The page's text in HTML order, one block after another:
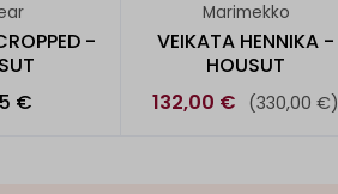
-
€
Marimekko
VEIKATA HENNIKA -
HOUSUT
132,00 € (330,00 €)